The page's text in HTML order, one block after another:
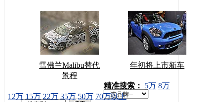
雪佛兰Malibu替代
景程
年初将上市新车
车型搜索：
精准搜索： 5万 8万
12万 15万 22万 35万 50万 70万以上